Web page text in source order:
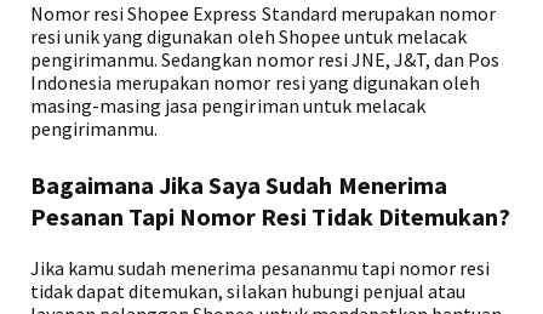
Nomor resi Shopee Express Standard merupakan nomor
resi unik yang digunakan oleh Shopee untuk melacak
pengirimanmu. Sedangkan nomor resi JNE, J&T, dan Pos
Indonesia merupakan nomor resi yang digunakan oleh
masing-masing jasa pengiriman untuk melacak
pengirimanmu.
Bagaimana Jika Saya Sudah Menerima
Pesanan Tapi Nomor Resi Tidak Ditemukan?
Jika kamu sudah menerima pesananmu tapi nomor resi
tidak dapat ditemukan, silakan hubungi penjual atau